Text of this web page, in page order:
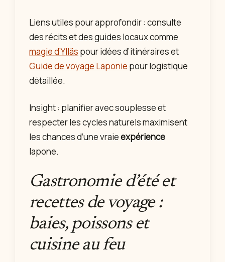
Liens utiles pour approfondir : consulte
des récits et des guides locaux comme
magie d’Ylläs pour idées d’itinéraires et
Guide de voyage Laponie pour logistique
détaillée.
Insight : planifier avec souplesse et
respecter les cycles naturels maximisent
les chances d’une vraieexpérience
lapone.
Gastronomie d’été et
recettes de voyage :
baies, poissons et
cuisine au feu